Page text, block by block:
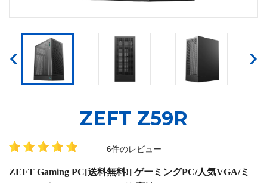
ZEFT Z59R
6件のレビュー
ZEFT Gaming PC[送料無料!] ゲーミングPC/人気VGA/ミ